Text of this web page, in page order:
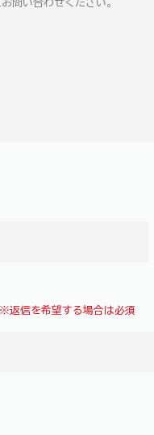
※返信を希望する場合は必須